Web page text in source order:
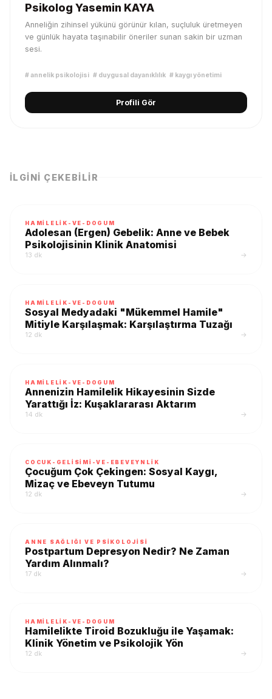
Psikolog Yasemin KAYA
Anneliğin zihinsel yükünü görünür kılan, suçluluk üretmeyen
ve günlük hayata taşınabilir öneriler sunan sakin bir uzman
sesi.
#annelik psikolojisi # duygusal dayanıklılık # kaygı yönetimi
Profili Gör
İLGINI ÇEKEBILIR
HAMILELIK-VE-DOGUM
Adolesan (Ergen) Gebelik: Anne ve Bebek
Psikolojisinin Klinik Anatomisi
13 dk →
HAMILELIK-VE-DOGUM
Sosyal Medyadaki "Mükemmel Hamile"
Mitiyle Karşılaşmak: Karşılaştırma Tuzağı
12 dk →
HAMILELIK-VE-DOGUM
Annenizin Hamilelik Hikayesinin Sizde
Yarattığı İz: Kuşaklararası Aktarım
14 dk →
COCUK-GELISIMI-VE-EBEVEYNLIK
Çocuğum Çok Çekingen: Sosyal Kaygı,
Mizaç ve Ebeveyn Tutumu
12 dk →
ANNE SAĞLIĞI VE PSIKOLOJISI
Postpartum Depresyon Nedir? Ne Zaman
Yardım Alınmalı?
17 dk →
HAMILELIK-VE-DOGUM
Hamilelikte Tiroid Bozukluğu ile Yaşamak:
Klinik Yönetim ve Psikolojik Yön
12 dk →